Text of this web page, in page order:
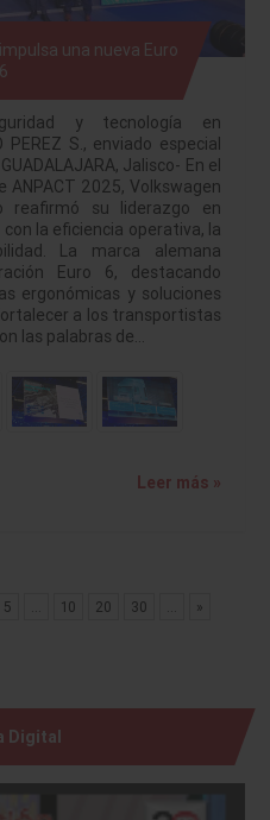
una nueva Euro
6
y tecnología en
S., enviado especial
Jalisco- En el
ANPACT 2025, Volkswagen
reafirmó su liderazgo en
la eficiencia operativa, la
La marca alemana
Euro 6, destacando
ergonómicas y soluciones
a los transportistas
las palabras de…
Leer más »
5 10 20 30
»
Digital